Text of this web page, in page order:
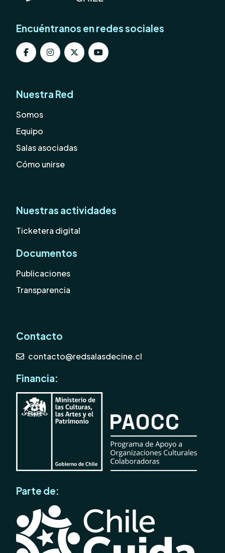
Encuéntranos en redes sociales
Nuestra Red
Somos
Equipo
Salas asociadas
Cómo unirse
Nuestras actividades
Ticketera digital
Documentos
Publicaciones
Transparencia
Contacto
contacto@redsalasdecine.cl
Financia:
Parte de: